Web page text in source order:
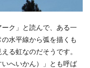
ーク」と読んで、ある一
水平線から弧を描くも
る虹なのだそうです。
いへいかん）」とも呼ば